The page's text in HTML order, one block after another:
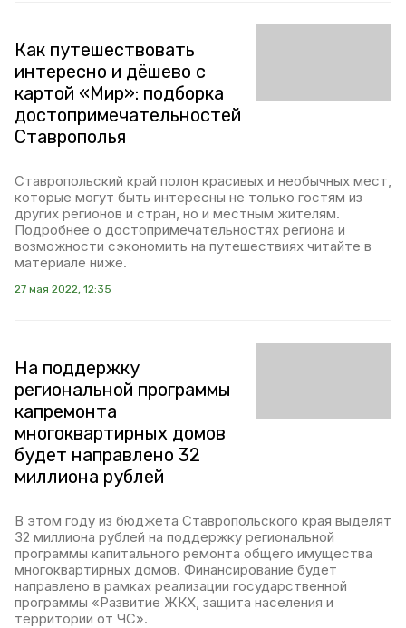
Как путешествовать
интересно и дёшево с
картой «Мир»: подборка
достопримечательностей
Ставрополья
Ставропольский край полон красивых и необычных мест,
которые могут быть интересны не только гостям из
других регионов и стран, но и местным жителям.
Подробнее о достопримечательностях региона и
возможности сэкономить на путешествиях читайте в
материале ниже.
27 мая 2022, 12:35
На поддержку
региональной программы
капремонта
многоквартирных домов
будет направлено 32
миллиона рублей
В этом году из бюджета Ставропольского края выделят
32 миллиона рублей на поддержку региональной
программы капитального ремонта общего имущества
многоквартирных домов. Финансирование будет
направлено в рамках реализации государственной
программы «Развитие ЖКХ, защита населения и
территории от ЧС».